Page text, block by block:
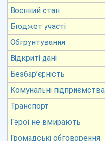
Воєнний стан
Бюджет участі
Обгрунтування
Відкриті дані
Безбар’єрність
Комунальні підприємства
Транспорт
Герої не вмирають
Громадські обговорення